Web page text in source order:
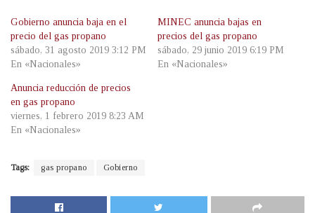
Gobierno anuncia baja en el
precio del gas propano
sábado, 31 agosto 2019 3:12 PM
En «Nacionales»
MINEC anuncia bajas en
precios del gas propano
sábado, 29 junio 2019 6:19 PM
En «Nacionales»
Anuncia reducción de precios
en gas propano
viernes, 1 febrero 2019 8:23 AM
En «Nacionales»
Tags: gas propano Gobierno